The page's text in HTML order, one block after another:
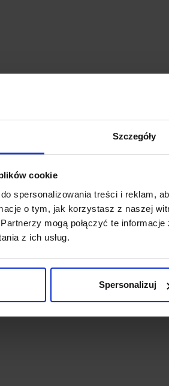
Szczegóły
cookie
spersonalizowania treści i reklam,
o tym, jak korzystasz z naszej
mogą połączyć te
z ich usług.
Spersonalizuj
K + E27 (brak)
ściemnialnej żarówki.